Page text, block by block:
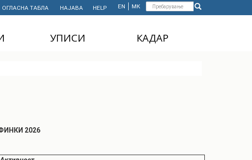
Форма
пребарување
Пребарување
EN МК
ОГЛАСНА ТАБЛА НАЈАВА HELP
УПИСИ
MASTER'S STUDIES
STUDENTS
КАДАР
2026